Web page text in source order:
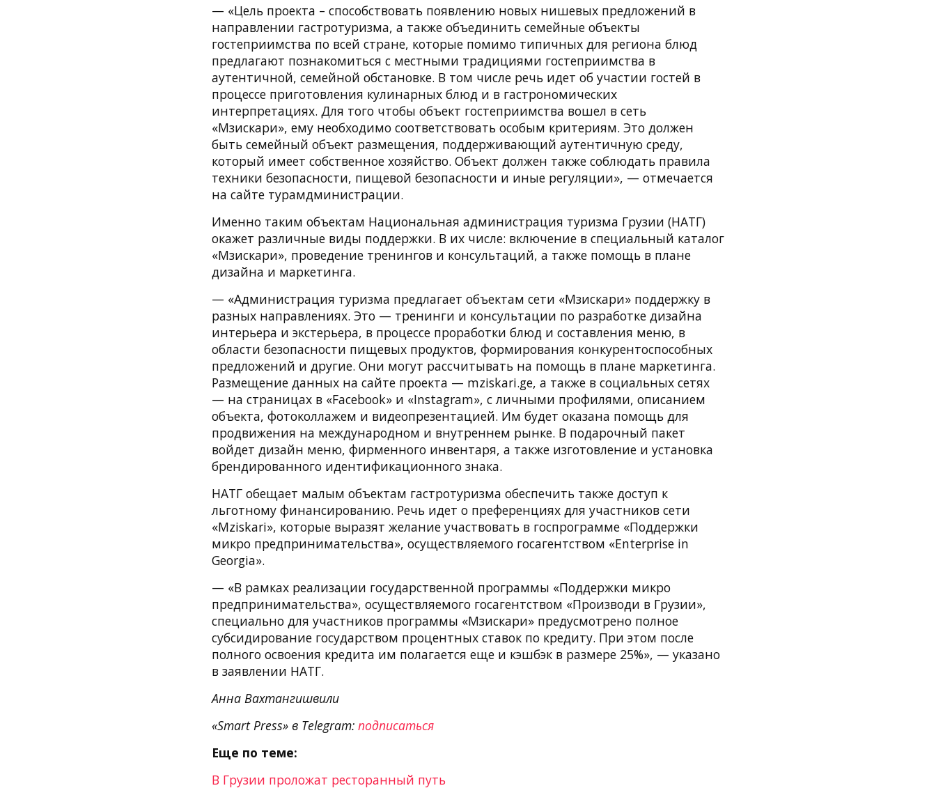
— «Цель проекта – способствовать появлению новых нишевых предложений в
направлении гастротуризма, а также объединить семейные объекты
гостеприимства по всей стране, которые помимо типичных для региона блюд
предлагают познакомиться с местными традициями гостеприимства в
аутентичной, семейной обстановке. В том числе речь идет об участии гостей в
процессе приготовления кулинарных блюд и в гастрономических
интерпретациях. Для того чтобы объект гостеприимства вошел в сеть
«Мзискари», ему необходимо соответствовать особым критериям. Это должен
быть семейный объект размещения, поддерживающий аутентичную среду,
который имеет собственное хозяйство. Объект должен также соблюдать правила
техники безопасности, пищевой безопасности и иные регуляции», — отмечается
на сайте турамдминистрации.
Именно таким объектам Национальная администрация туризма Грузии (НАТГ)
окажет различные виды поддержки. В их числе: включение в специальный каталог
«Мзискари», проведение тренингов и консультаций, а также помощь в плане
дизайна и маркетинга.
— «Администрация туризма предлагает объектам сети «Мзискари» поддержку в
разных направлениях. Это — тренинги и консультации по разработке дизайна
интерьера и экстерьера, в процессе проработки блюд и составления меню, в
области безопасности пищевых продуктов, формирования конкурентоспособных
предложений и другие. Они могут рассчитывать на помощь в плане маркетинга.
Размещение данных на сайте проекта — mziskari.ge, а также в социальных сетях
— на страницах в «Facebook» и «Instagram», с личными профилями, описанием
объекта, фотоколлажем и видеопрезентацией. Им будет оказана помощь для
продвижения на международном и внутреннем рынке. В подарочный пакет
войдет дизайн меню, фирменного инвентаря, а также изготовление и установка
брендированного идентификационного знака.
НАТГ обещает малым объектам гастротуризма обеспечить также доступ к
льготному финансированию. Речь идет о преференциях для участников сети
«Mziskari», которые выразят желание участвовать в госпрограмме «Поддержки
микро предпринимательства», осуществляемого госагентством «Enterprise in
Georgia».
— «В рамках реализации государственной программы «Поддержки микро
предпринимательства», осуществляемого госагентством «Производи в Грузии»,
специально для участников программы «Мзискари» предусмотрено полное
субсидирование государством процентных ставок по кредиту. При этом после
полного освоения кредита им полагается еще и кэшбэк в размере 25%», — указано
в заявлении НАТГ.
Анна Вахтангишвили
«Smart Press» в Telegram: подписаться
Еще по теме:
В Грузии проложат ресторанный путь